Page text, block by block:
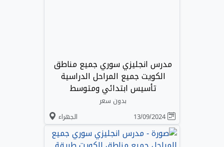
مدرس انجليزي سوري جميع مناطق
الكويت جميع المراحل الدراسية
تأسيس ابتدائي ومتوسط
بدون سعر
الجهراء